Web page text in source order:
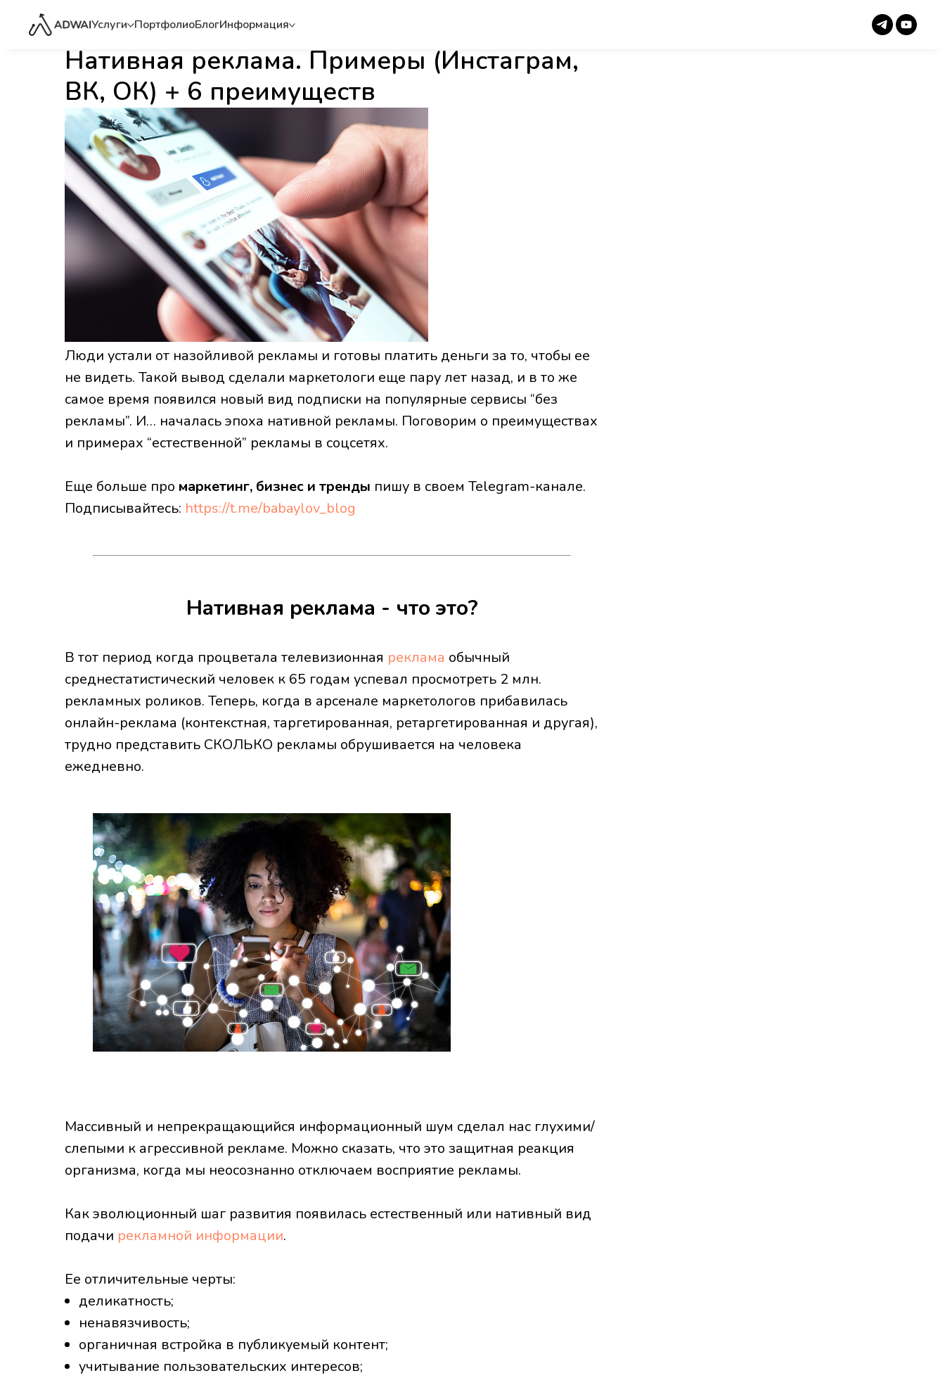
Услуги ПортфолиоБлогИнформация
Нативная реклама. Примеры (Инстаграм,
ВК, ОК) + 6 преимуществ
Люди устали от назойливой рекламы и готовы платить деньги за то, чтобы ее
не видеть. Такой вывод сделали маркетологи еще пару лет назад, и в то же
самое время появился новый вид подписки на популярные сервисы “без
рекламы”. И… началась эпоха нативной рекламы. Поговорим о преимуществах
и примерах “естественной” рекламы в соцсетях.
Еще больше про маркетинг, бизнес и тренды пишу в своем Telegram-канале.
Подписывайтесь: https://t.me/babaylov_blog
Нативная реклама - что это?
В тот период когда процветала телевизионная реклама обычный
среднестатистический человек к 65 годам успевал просмотреть 2 млн.
рекламных роликов. Теперь, когда в арсенале маркетологов прибавилась
онлайн-реклама (контекстная, таргетированная, ретаргетированная и другая),
трудно представить СКОЛЬКО рекламы обрушивается на человека
ежедневно.
Массивный и непрекращающийся информационный шум сделал нас глухими/
слепыми к агрессивной рекламе. Можно сказать, что это защитная реакция
организма, когда мы неосознанно отключаем восприятие рекламы.
Как эволюционный шаг развития появилась естественный или нативный вид
подачи рекламной информации.
Ее отличительные черты:
деликатность;
ненавязчивость;
органичная встройка в публикуемый контент;
учитывание пользовательских интересов;